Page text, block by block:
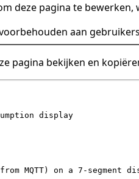
deze pagina te bewerken,
aan
pagina bekijken en